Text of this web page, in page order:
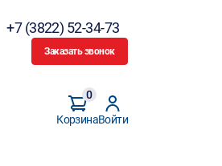
+7 (3822) 52-34-73
Заказать звонок
Корзина
0
Войти